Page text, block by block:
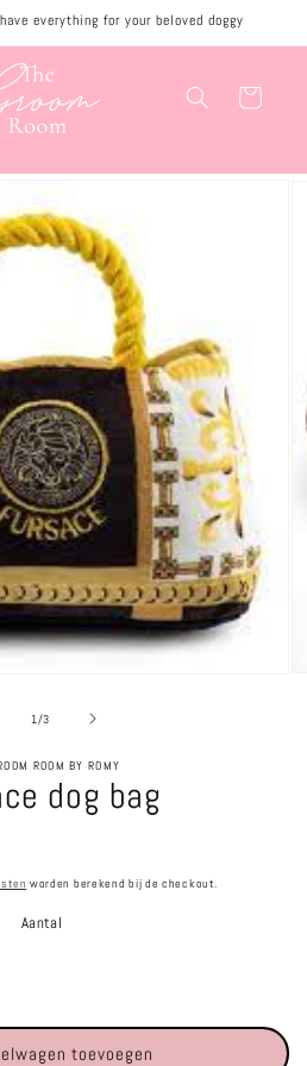
have everything for your beloved doggy
Winkelwagen
productinformatie
1/van
3
ROOM BY ROMY
dog bag
worden berekend bij de checkout.
Aantal
toevoegen